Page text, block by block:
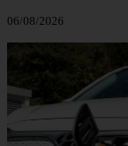
06/08/2026